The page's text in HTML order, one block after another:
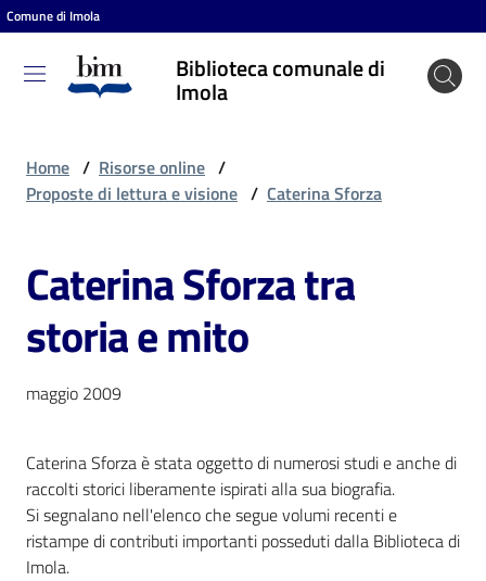
Vai al contenuto
Vai alla navigazione
Vai al footer
Comune di Imola
Biblioteca comunale di
Imola
Biblioteca
comunale
Cosa
puoi
Scopri
i
contenuti
Home / Risorse online /
Proposte di lettura e visione / Caterina Sforza
Caterina Sforza tra
storia e mito
maggio 2009
Caterina Sforza è stata oggetto di numerosi studi e anche di
raccolti storici liberamente ispirati alla sua biografia.
Si segnalano nell'elenco che segue volumi recenti e
ristampe di contributi importanti posseduti dalla Biblioteca di
Imola.